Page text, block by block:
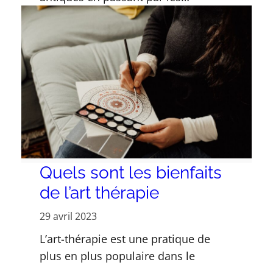
Quels sont les bienfaits
de l’art thérapie
29 avril 2023
L’art-thérapie est une pratique de
plus en plus populaire dans le